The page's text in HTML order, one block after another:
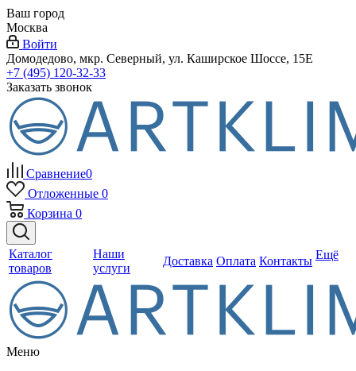
Ваш город
Москва
Войти
Домодедово, мкр. Северный, ул. Каширское Шоссе, 15Е
+7 (495) 120-32-33
Заказать звонок
Сравнение0
Отложенные 0
Корзина 0
Каталог
товаров
Наши
услуги
Доставка Оплата Контакты Ещё
Меню